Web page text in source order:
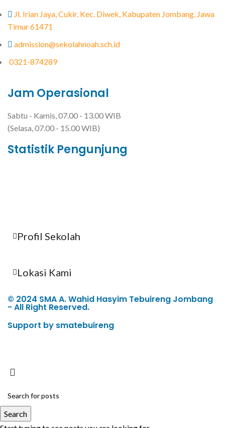
Jl. Irian Jaya, Cukir, Kec. Diwek, Kabupaten Jombang, Jawa
Timur 61471
admission@sekolahnoah.sch.id
0321-874289
Jam Operasional
Sabtu - Kamis, 07.00 - 13.00 WIB
(Selasa, 07.00 - 15.00 WIB)
Statistik Pengunjung
Profil Sekolah
Lokasi Kami
© 2024 SMA A. Wahid Hasyim Tebuireng Jombang
- All Right Reserved.
Support by smatebuireng
Search